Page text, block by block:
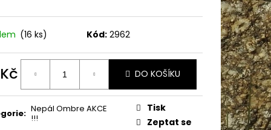
(16 ks) Kód: 2962
DO KOŠÍKU
: Nepál Ombre AKCE
!!!
Tisk
Zeptat se
Následující